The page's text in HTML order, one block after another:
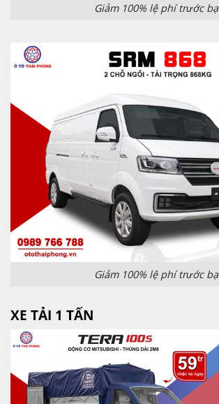
Giảm 100% lệ phí trước bạ
Giảm 100% lệ phí trước bạ
XE TẢI 1 TẤN